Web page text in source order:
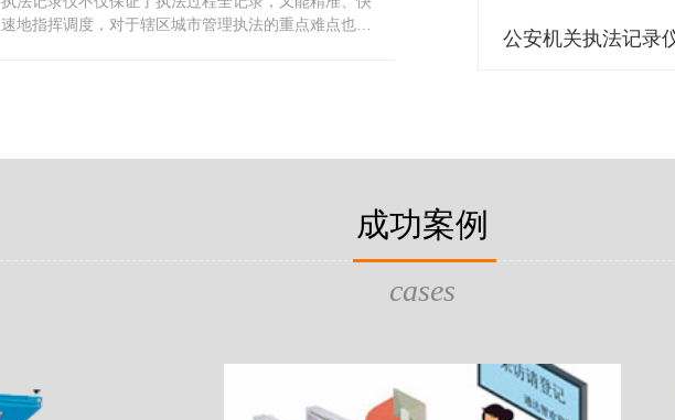
据，将统计结果以图表或者报表的形式呈现；设备设置
有用户操作权限管理，自动将用户警员编号与执法仪编
执法记录仪设备同时上传数据，队员当天使用当天上
充电、校校时，做执法记录仪的贴心小"保姆"。随着群
场资料，直戳了当的展示给行政相对人看，有效的减少
速地指挥调度，对于辖区城市管理执法的重点难点也能
在平台的电子地图上显示出设备的具体位置，实时查看
能，在实战中发挥着重要的作用，能广泛应用于交警公
安执法、卫生监督、城管执法、海关执法、路政、质量
成功案例
cases